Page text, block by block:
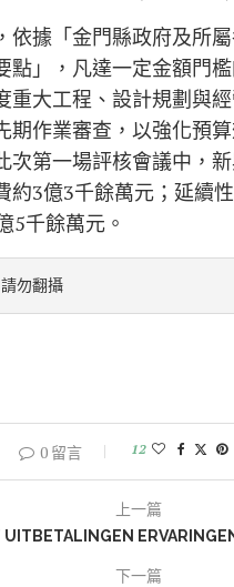
依據「金門縣政府及所
點」，凡達一定金額門
重大工程、設計規劃與經
期作業審查，以強化預
次第一場評核會議中，
約3億3千餘萬元；延續
5千餘萬元。
勿翻攝
0 留言 12
上一篇
UITBETALINGEN
下一篇